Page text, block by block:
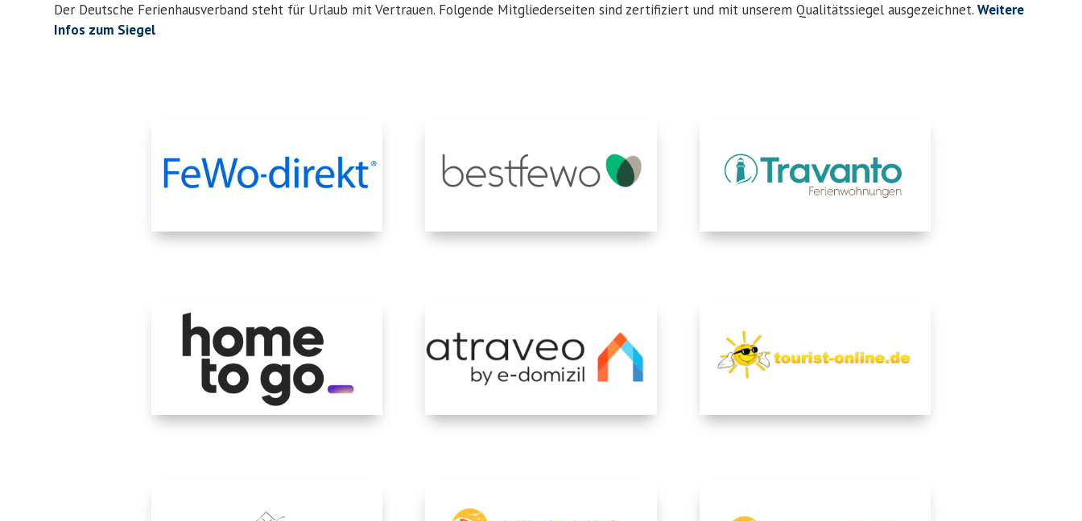
Der Deutsche Ferienhausverband steht für Urlaub mit Vertrauen. Folgende Mitgliederseiten sind zertifiziert und mit unserem Qualitätssiegel ausgezeichnet.Weitere
Infos zum Siegel